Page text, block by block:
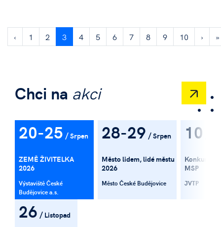
‹ 1 2 3 4 5 6 7 8 9 10 › »
Chci na akci
20-25
Srpen
ZEMĚ ŽIVITELKA
2026
Výstaviště České
Budějovice a.s.
28-29 Srpen
Město lidem, lidé městu
2026
Město České Budějovice
10
MSP
JVTP
26 Listopad